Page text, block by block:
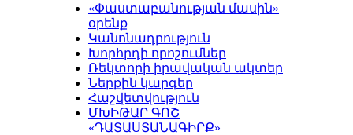
«Փաստաբանության մասին»
օրենք
Կանոնադրություն
Խորհրդի որոշումներ
Ռեկտորի իրավական ակտեր
Ներքին կարգեր
Հաշվետվություն
ՄԽԻԹԱՐ ԳՈՇ
«ԴԱՏԱՍՏԱՆԱԳԻՐՔ»